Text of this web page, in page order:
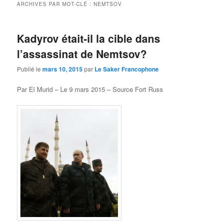
ARCHIVES PAR MOT-CLÉ :NEMTSOV
Kadyrov était-il la cible dans
l’assassinat de Nemtsov?
Publié lemars 10, 2015par Le Saker Francophone
Par El Murid – Le 9 mars 2015 – Source Fort Russ